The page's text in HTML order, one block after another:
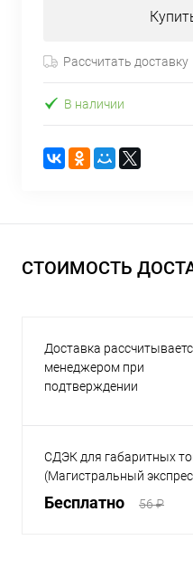
Рассчитать доставку
В наличии
СТОИМОСТЬ
Доставка
менеджером при
подтверждении
СДЭК для габаритных
(Магистральный
Бесплатно 56 ₽